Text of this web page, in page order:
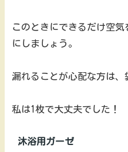
このときにできるだけ空
にしましょう。
漏れることが心配な方は、
私は1枚で大丈夫でした！
沐浴用ガーゼ